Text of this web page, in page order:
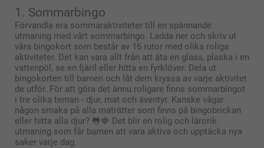
1. Sommarbingo
Förvandla era sommaraktiviteter till en spännande
utmaning med vårt sommarbingo. Ladda ner och skriv ut
våra bingokort som består av 16 rutor med olika roliga
aktiviteter. Det kan vara allt från att äta en glass, plaska i en
vattenpöl, se en fjäril eller hitta en fyrklöver. Dela ut
bingokorten till barnen och låt dem kryssa av varje aktivitet
de utför. För att göra det ännu roligare finns sommarbingot
i tre olika teman - djur, mat och äventyr. Kanske vågar
någon smaka på alla maträtter som finns på bingobrickan
eller hitta alla djur? 🐸🍓 Det blir en rolig och lärorik
utmaning som får barnen att vara aktiva och upptäcka nya
saker varje dag.